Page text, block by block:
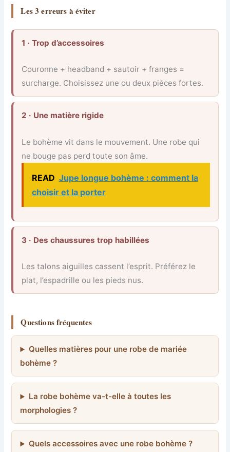
Les 3 erreurs à éviter
1 · Trop d’accessoires
Couronne + headband + sautoir + franges =
surcharge. Choisissez une ou deux pièces fortes.
2 · Une matière rigide
Le bohème vit dans le mouvement. Une robe qui
ne bouge pas perd toute son âme.
READ Jupe longue bohème : comment la
choisir et la porter
3 · Des chaussures trop habillées
Les talons aiguilles cassent l’esprit. Préférez le
plat, l’espadrille ou les pieds nus.
Questions fréquentes
Quelles matières pour une robe de mariée
bohème ?
La robe bohème va-t-elle à toutes les
morphologies ?
Quels accessoires avec une robe bohème ?